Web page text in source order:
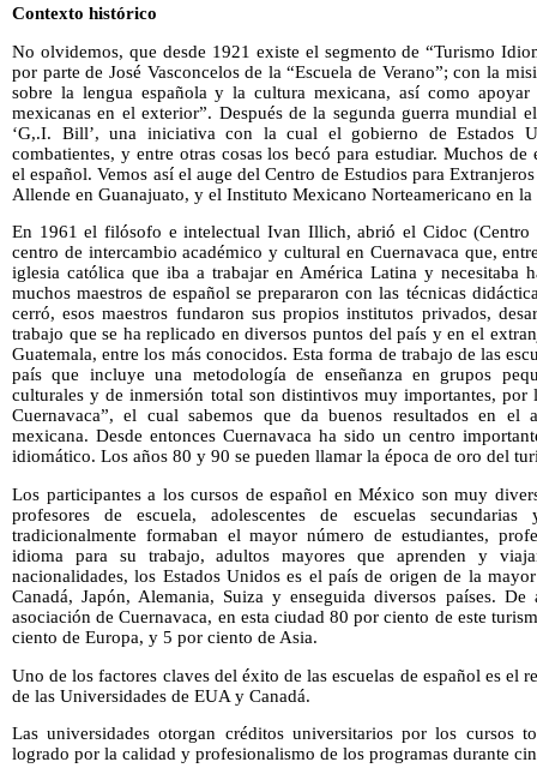
Contexto histórico
No olvidemos, que desde 1921 existe el segmento de “Turismo
por parte de José Vasconcelos de la “Escuela de Verano”; con la
sobre la lengua española y la cultura mexicana, así como apoyar
mexicanas en el exterior”. Después de la segunda guerra mundial
‘G,.I. Bill’, una iniciativa con la cual el gobierno de Estados
combatientes, y entre otras cosas los becó para estudiar. Muchos
el español. Vemos así el auge del Centro de Estudios para
Allende en Guanajuato, y el Instituto Mexicano Norteamericano en
En 1961 el filósofo e intelectual Ivan Illich, abrió el Cidoc (Centro
centro de intercambio académico y cultural en Cuernavaca que,
iglesia católica que iba a trabajar en América Latina y necesitaba
muchos maestros de español se prepararon con las técnicas
cerró, esos maestros fundaron sus propios institutos privados,
trabajo que se ha replicado en diversos puntos del país y en el
Guatemala, entre los más conocidos. Esta forma de trabajo de las
país que incluye una metodología de enseñanza en grupos
culturales y de inmersión total son distintivos muy importantes, por
Cuernavaca”, el cual sabemos que da buenos resultados en
mexicana. Desde entonces Cuernavaca ha sido un centro
idiomático. Los años 80 y 90 se pueden llamar la época de oro del
Los participantes a los cursos de español en México son muy
profesores de escuela, adolescentes de escuelas
tradicionalmente formaban el mayor número de estudiantes,
idioma para su trabajo, adultos mayores que aprenden y
nacionalidades, los Estados Unidos es el país de origen de la
Canadá, Japón, Alemania, Suiza y enseguida diversos países.
asociación de Cuernavaca, en esta ciudad 80 por ciento de este
ciento de Europa, y 5 por ciento de Asia.
Uno de los factores claves del éxito de las escuelas de español es el
de las Universidades de EUA y Canadá.
Las universidades otorgan créditos universitarios por los cursos
logrado por la calidad y profesionalismo de los programas durante